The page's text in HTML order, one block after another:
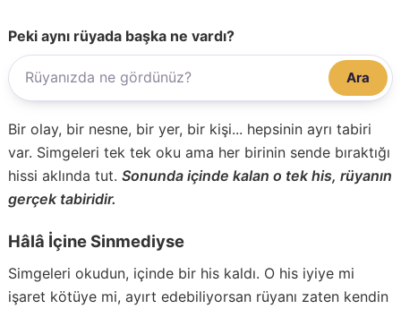
Peki aynı rüyada başka ne vardı?
Ara
Bir olay, bir nesne, bir yer, bir kişi... hepsinin ayrı tabiri
var. Simgeleri tek tek oku ama her birinin sende bıraktığı
hissi aklında tut. Sonunda içinde kalan o tek his, rüyanın
gerçek tabiridir.
Hâlâ İçine Sinmediyse
Simgeleri okudun, içinde bir his kaldı. O his iyiye mi
işaret kötüye mi, ayırt edebiliyorsan rüyanı zaten kendin